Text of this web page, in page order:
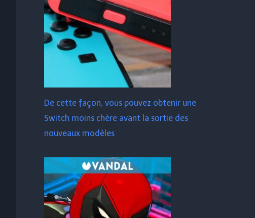
De cette façon, vous pouvez obtenir une
Switch moins chère avant la sortie des
nouveaux modèles